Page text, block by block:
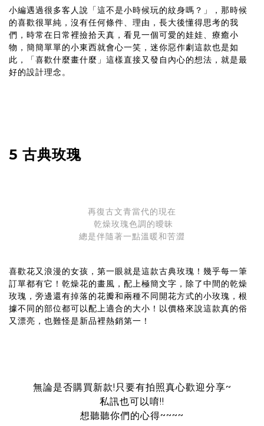
小編遇過很多客人說「這不是小時候玩的紋身嗎？」，那時候
的喜歡很單純，沒有任何條件、理由，長大後懂得思考的我
們，時常在日常裡撿拾天真，看見一個可愛的娃娃、療癒小
物，簡簡單單的小東西就會心一笑，迷你惡作劇這款也是如
此，「喜歡什麼畫什麼」這樣直接又發自內心的想法，就是最
好的設計理念。
5 古典玫瑰
再復古文青當代的現在
乾燥玫瑰色調的曖昧
總是伴隨著一點溫暖和苦澀
喜歡花又浪漫的女孩，第一眼就是這款古典玫瑰！幾乎每一筆
訂單都有它！乾燥花的畫風，配上極簡文字，除了中間的乾燥
玫瑰，旁邊還有掉落的花瓣和兩種不同開花方式的小玫瑰，根
據不同的部位都可以配上適合的大小！以價格來說這款真的俗
又漂亮，也難怪是新品裡熱銷第一！
無論是否購買新款!只要有拍照真心歡迎分享~
私訊也可以唷!!
想聽聽你們的心得~~~~